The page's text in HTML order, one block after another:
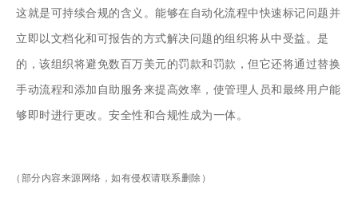
这就是可持续合规的含义。能够在自动化流程中快速标记问题并
立即以文档化和可报告的方式解决问题的组织将从中受益。是
的，该组织将避免数百万美元的罚款和罚款，但它还将通过替换
手动流程和添加自助服务来提高效率，使管理人员和最终用户能
够即时进行更改。安全性和合规性成为一体。
（部分内容来源网络，如有侵权请联系删除）